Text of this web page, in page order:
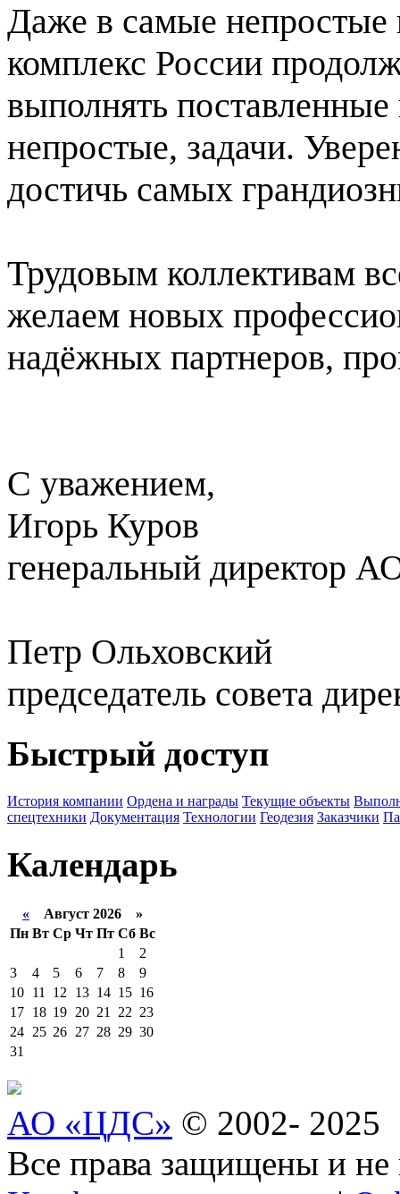
Даже в самые непростые
комплекс России
выполнять
непростые, задачи.
достичь самых
Трудовым коллективам
желаем новых
надёжных партнеров,
С уважением,
Игорь Куров
генеральный директор
Петр Ольховский
председатель совета
Быстрый доступ
История компании Ордена и награды Текущие объекты
спецтехники Документация Технологии Геодезия Заказчики
Календарь
« Август 2026 »
Пн Вт Ср Чт Пт Сб Вс
1
2
3
4 5 6 7 8
9
10 11 12 13 14 15 16
17 18 19 20 21 22 23
24 25 26 27 28 29 30
31
АО «ЦДС» © 2002- 2025
Все права защищены и